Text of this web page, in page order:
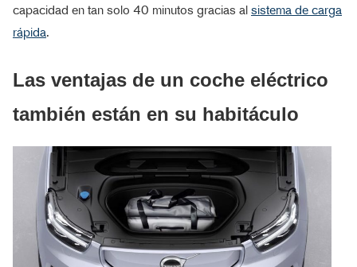
capacidad en tan solo 40 minutos gracias al sistema de carga
rápida.
Las ventajas de un coche eléctrico
también están en su habitáculo